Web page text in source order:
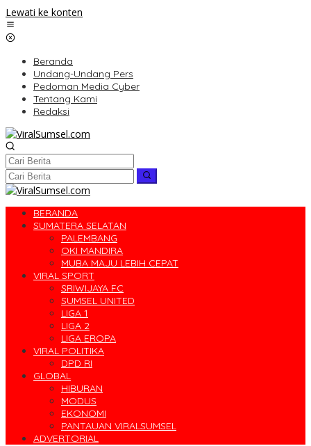
Lewati ke konten
Beranda
Undang-Undang Pers
Pedoman Media Cyber
Tentang Kami
Redaksi
BERANDA
SUMATERA SELATAN
PALEMBANG
OKI MANDIRA
MUBA MAJU LEBIH CEPAT
VIRAL SPORT
SRIWIJAYA FC
SUMSEL UNITED
LIGA 1
LIGA 2
LIGA EROPA
VIRAL POLITIKA
DPD RI
GLOBAL
HIBURAN
MODUS
EKONOMI
PANTAUAN VIRALSUMSEL
ADVERTORIAL